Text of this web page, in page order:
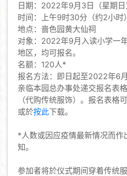
日期：2022年9月3日（星期日
时间：上午9时30分（约2小时）
地点：啬色园黄大仙祠
对象：2022年9月入读小学一
地区，均可报名。
名额：120人*
报名方法：即日起至2022年6
亲临本园总办事处递交报名表
（代购传统服饰）。报名表格
或於按此下载。
*人数或因应疫情最新情况而作
知。
参加者将於仪式期间穿着传统